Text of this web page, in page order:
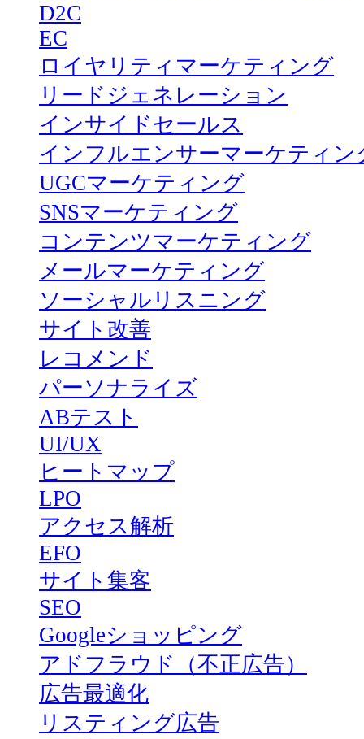
D2C
EC
ロイヤリティマーケティング
リードジェネレーション
インサイドセールス
インフルエンサーマーケティン
UGCマーケティング
SNSマーケティング
コンテンツマーケティング
メールマーケティング
ソーシャルリスニング
サイト改善
レコメンド
パーソナライズ
ABテスト
UI/UX
ヒートマップ
LPO
アクセス解析
EFO
サイト集客
SEO
Googleショッピング
アドフラウド（不正広告）
広告最適化
リスティング広告